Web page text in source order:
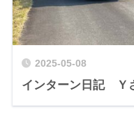
2025-05-08
インターン日記 Ｙ